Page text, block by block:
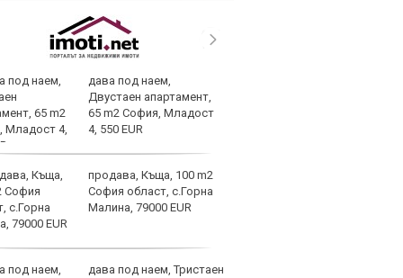
дава под наем,
Двустаен апартамент,
65 m2 София, Младост
4, 550 EUR
продава, Къща, 100 m2
София област, с.Горна
Малина, 79000 EUR
дава под наем, Тристаен